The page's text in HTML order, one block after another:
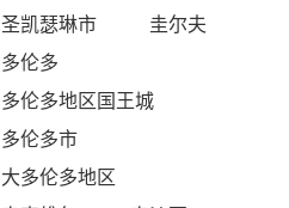
圣凯瑟琳市
圭尔夫
多伦多
多伦多地区国王城
多伦多市
大多伦多地区